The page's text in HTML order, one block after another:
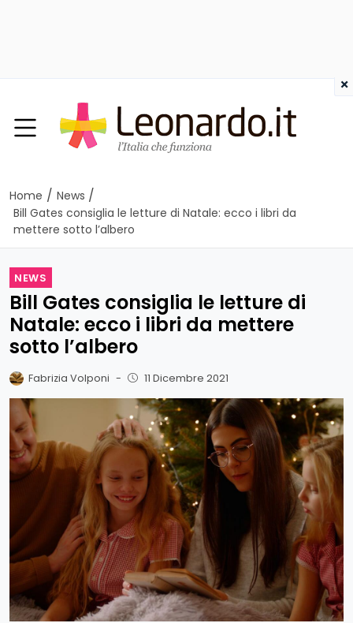
Home / News /
Bill Gates consiglia le letture di Natale: ecco i libri da
mettere sotto l’albero
NEWS
Bill Gates consiglia le letture di
Natale: ecco i libri da mettere
sotto l’albero
Fabrizia Volponi - 11 Dicembre 2021
×